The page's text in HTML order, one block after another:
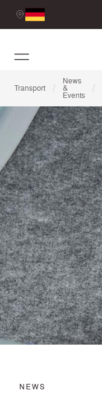
Transport /
News
&
Events
/
NEWS